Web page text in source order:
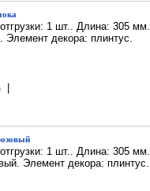
1 шт.. Длина: 305 мм.
декора: плинтус.
1 шт.. Длина: 305 мм.
Элемент декора: плинтус.